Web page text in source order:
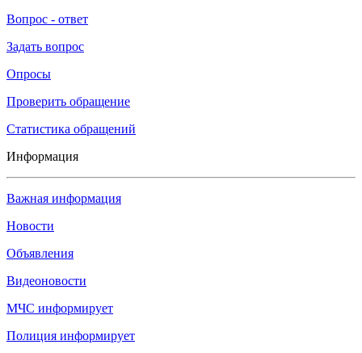
Вопрос - ответ
Задать вопрос
Опросы
Проверить обращение
Статистика обращений
Информация
Важная информация
Новости
Объявления
Видеоновости
МЧС информирует
Полиция информирует